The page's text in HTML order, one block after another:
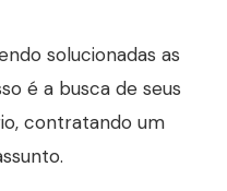
solucionadas as
é a busca de seus
contratando um